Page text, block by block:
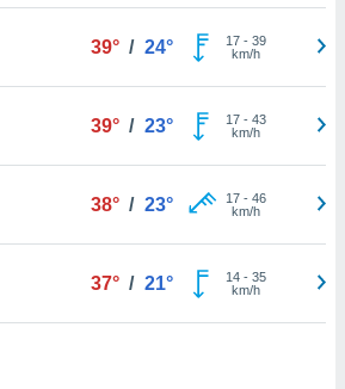
39° / 24° 17- 39
km/h
39° / 23° 17- 43
km/h
38° / 23° 17- 46
km/h
37° / 21° 14- 35
km/h